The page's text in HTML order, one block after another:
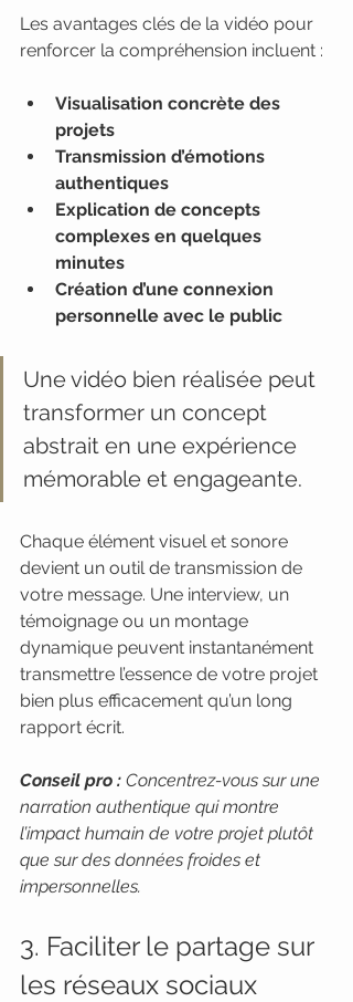
Les avantages clés de la vidéo pour
renforcer la compréhension incluent :
Visualisation concrète des
projets
Transmission d’émotions
authentiques
Explication de concepts
complexes en quelques
minutes
Création d’une connexion
personnelle avec le public
Une vidéo bien réalisée peut
transformer un concept
abstrait en une expérience
mémorable et engageante.
Chaque élément visuel et sonore
devient un outil de transmission de
votre message. Une interview, un
témoignage ou un montage
dynamique peuvent instantanément
transmettre l’essence de votre projet
bien plus efficacement qu’un long
rapport écrit.
Conseil pro : Concentrez-vous sur une
narration authentique qui montre
l’impact humain de votre projet plutôt
que sur des données froides et
impersonnelles.
3. Faciliter le partage sur
les réseaux sociaux